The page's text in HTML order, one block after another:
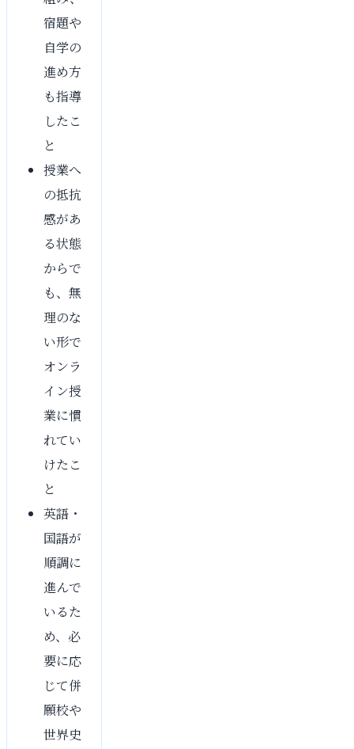
宿題や
自学の
進め方
も指導
したこ
と
授業へ
の抵抗
感があ
る状態
からで
も、無
理のな
い形で
オンラ
イン授
業に慣
れてい
けたこ
と
英語・
国語が
順調に
進んで
いるた
め、必
要に応
じて併
願校や
世界史